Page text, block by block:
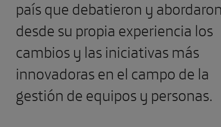
país que debatieron y
desde su propia experiencia los
cambios y las iniciativas más
innovadoras en el campo de la
gestión de equipos y personas.